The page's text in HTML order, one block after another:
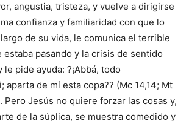
angustia, tristeza, y vuelve a dirigirse
confianza y familiaridad con que lo
de su vida, le comunica el terrible
pasando y la crisis de sentido
pide ayuda: ?¡Abbá, todo
aparta de mí esta copa?? (Mc 14,14; Mt
Pero Jesús no quiere forzar las cosas y,
de la súplica, se muestra comedido y